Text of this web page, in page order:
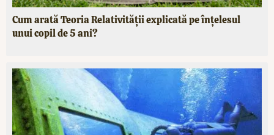
Cum arată Teoria Relativității explicată pe înțelesul
unui copil de 5 ani?